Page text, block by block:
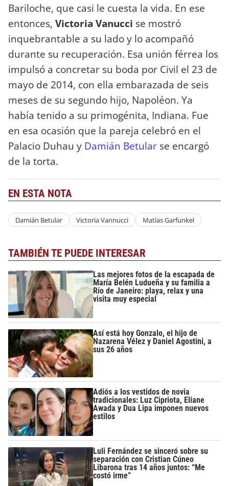
Bariloche, que casi le cuesta la vida. En ese
entonces, Victoria Vanucci se mostró
inquebrantable a su lado y lo acompañó
durante su recuperación. Esa unión férrea los
impulsó a concretar su boda por Civil el 23 de
mayo de 2014, con ella embarazada de seis
meses de su segundo hijo, Napoléon. Ya
había tenido a su primogénita, Indiana. Fue
en esa ocasión que la pareja celebró en el
Palacio Duhau y Damián Betular se encargó
de la torta.
EN ESTA NOTA
Damián Betular Victoria Vannucci Matías Garfunkel
TAMBIÉN TE PUEDE INTERESAR
Las mejores fotos de la escapada de
María Belén Ludueña y su familia a
Río de Janeiro: playa, relax y una
visita muy especial
Así está hoy Gonzalo, el hijo de
Nazarena Vélez y Daniel Agostini, a
sus 26 años
Adiós a los vestidos de novia
tradicionales: Luz Cipriota, Eliane
Awada y Dua Lipa imponen nuevos
estilos
Luli Fernández se sinceró sobre su
separación con Cristian Cúneo
Libarona tras 14 años juntos: “Me
costó irme”